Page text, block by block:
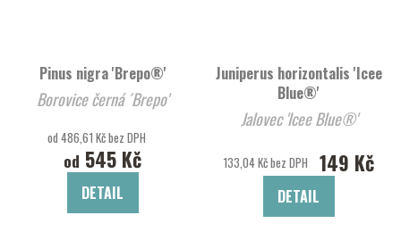
Pinus nigra 'Brepo®'
Borovice černá ´Brepo'
od 486,61 Kč bez DPH
od 545 Kč
DETAIL
Juniperus horizontalis 'Icee
Blue®'
Jalovec 'Icee Blue®'
133,04 Kč bez DPH 149 Kč
DETAIL